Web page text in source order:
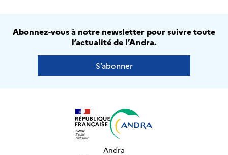
Abonnez-vous à notre newsletter pour suivre toute
l’actualité de l’Andra.
S’abonner
Andra